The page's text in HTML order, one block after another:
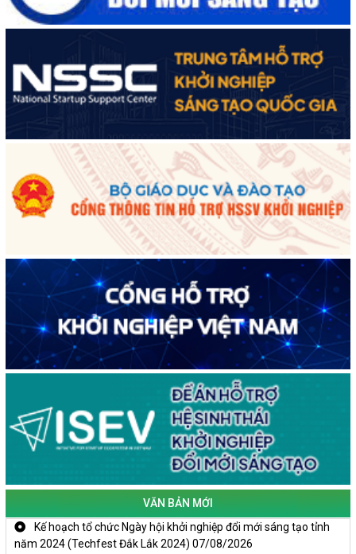
VĂN BẢN MỚI
Kế hoạch tổ chức Ngày hội khởi nghiệp đổi mới sáng tạo tỉnh
năm 2024 (Techfest Đắk Lắk 2024) 07/08/2026